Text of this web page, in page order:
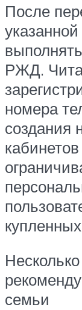
После
РЖД.
номера
создания
семьи